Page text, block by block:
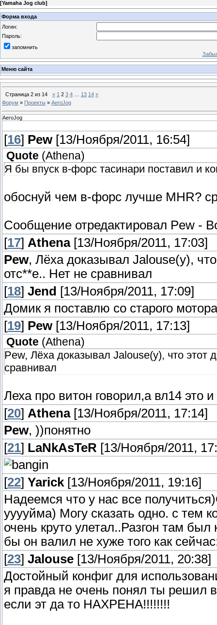
[Yamaha Jog club]
Форма входа
Логин:
Пароль:
запомнить
Меню сайта
Страница 2 из 14 « 1 2 3 4 13 14 »
Форум » Проекты » AeroJog
AeroJog
[16] Pew[13/Ноября/2011, 16:54]
Quote (Athena)
Я бы впуск в-форс тасинари поставил и
обоснуй чем в-форс лучше MHR?
Сообщение отредактировал Pew -
[17] Athena[13/Ноября/2011, 17:03]
Pew, Лёха доказывал Jalouse(у),
отс**е.. Нет не сравнивал
[18] Jend [13/Ноября/2011, 17:09]
Домик я поставлю со старого
[19] Pew[13/Ноября/2011, 17:13]
Quote (Athena)
Pew, Лёха доказывал Jalouse(у), что
сравнивал
Леха про витон говорил,а вл14 это
[20] Athena[13/Ноября/2011, 17:14]
Pew, ))понятно
[21] LaNkAsTeR [13/Ноября/2011,
[22] Yarick [13/Ноября/2011, 19:16]
Надеемся что у нас все
ууууйма) Могу сказать одно. с тем
очень круто улетал..Разгон там
бы он валил не хуже того как
[23] Jalouse [13/Ноября/2011, 20:38]
Достойный конфиг для
я правда не очень понял ты решил
если эт да то НАХРЕНА!!!!!!!!